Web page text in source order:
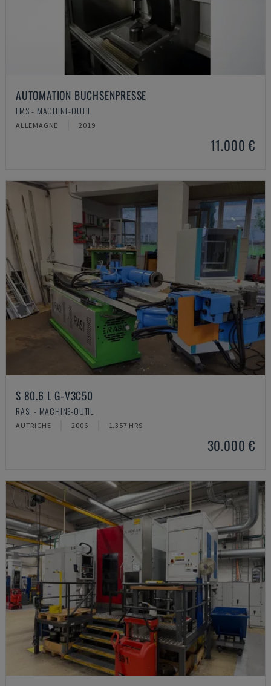
AUTOMATION BUCHSENPRESSE
EMS - MACHINE-OUTIL
ALLEMAGNE 2019
11.000 €
S 80.6 L G-V3C50
RASI - MACHINE-OUTIL
AUTRICHE 2006 1.357 HRS
30.000 €